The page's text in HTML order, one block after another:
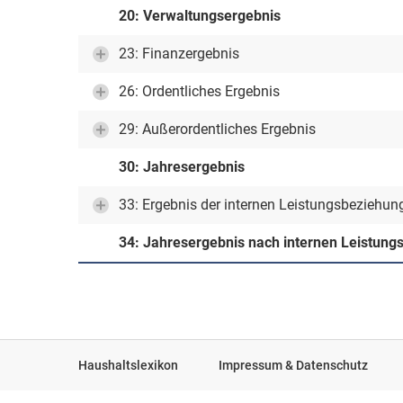
20: Verwaltungsergebnis
23: Finanzergebnis
26: Ordentliches Ergebnis
29: Außerordentliches Ergebnis
30: Jahresergebnis
33: Ergebnis der internen
34: Jahresergebnis nach internen
Haushaltslexikon Impressum & Datenschutz